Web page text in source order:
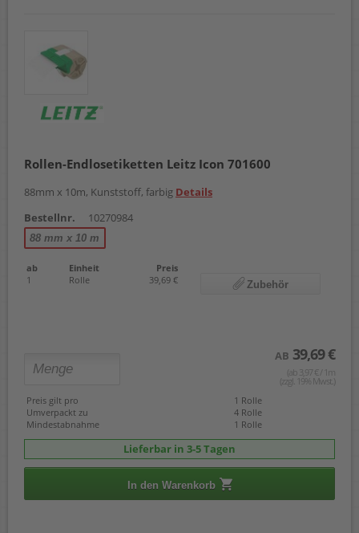
Rollen-Endlosetiketten Leitz Icon 701600
88mm x 10m, Kunststoff, farbig Details
Bestellnr.
10270984
88 mm x 10 m
ab Einheit
Preis
1
Rolle 39,69 € Zubehör
AB 39,69 €
(ab 3,97 € / 1m
(zzgl. 19% Mwst.)
Preis gilt pro
1 Rolle
Umverpackt zu
4 Rolle
Mindestabnahme
1 Rolle
Lieferbar in 3-5 Tagen
In den Warenkorb